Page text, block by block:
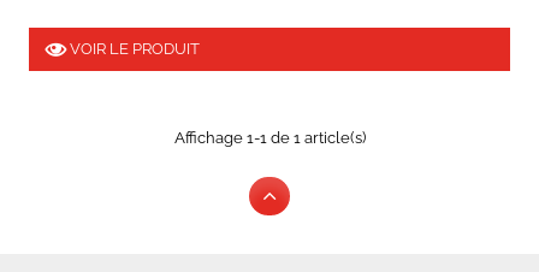
VOIR LE PRODUIT
Affichage 1-1 de 1 article(s)